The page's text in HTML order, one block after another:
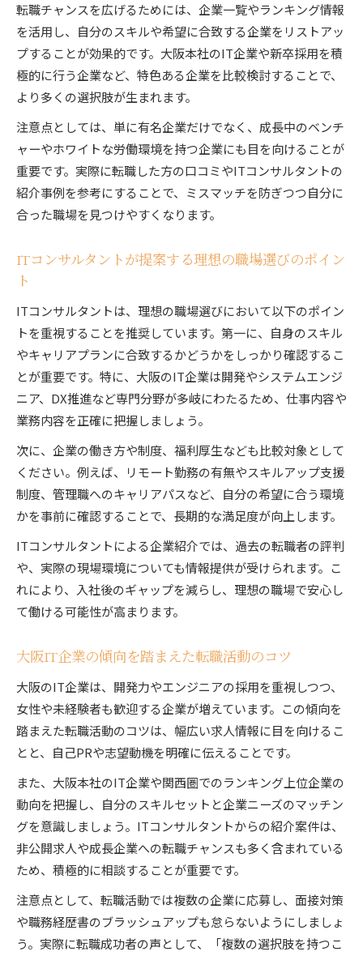
大阪のIT企業が注目する技術分野に注目しよう
ITコンサルタントが語る将来性ある分野の選び
方
キャリア形成に役立つITトレンドの見極め方
大阪IT市場の動向と転職に有利な技術
ホワイト企業を狙うITコンサルタント活用術
ITコンサルタントが教えるホワイト企業の見極
め方
大阪IT企業ホワイトの特徴を知る重要性
ホワイト企業転職に必要なIT技術の磨き方
転職チャンスを広げるためには、企業一覧やランキング情報
を活用し、自分のスキルや希望に合致する企業をリストアッ
プすることが効果的です。大阪本社のIT企業や新卒採用を積
極的に行う企業など、特色ある企業を比較検討することで、
より多くの選択肢が生まれます。
注意点としては、単に有名企業だけでなく、成長中のベンチ
ャーやホワイトな労働環境を持つ企業にも目を向けることが
重要です。実際に転職した方の口コミやITコンサルタントの
紹介事例を参考にすることで、ミスマッチを防ぎつつ自分に
合った職場を見つけやすくなります。
ITコンサルタントが提案する理想の職場選びのポイン
ト
ITコンサルタントは、理想の職場選びにおいて以下のポイン
トを重視することを推奨しています。第一に、自身のスキル
やキャリアプランに合致するかどうかをしっかり確認するこ
とが重要です。特に、大阪のIT企業は開発やシステムエンジ
ニア、DX推進など専門分野が多岐にわたるため、仕事内容や
業務内容を正確に把握しましょう。
次に、企業の働き方や制度、福利厚生なども比較対象として
ください。例えば、リモート勤務の有無やスキルアップ支援
制度、管理職へのキャリアパスなど、自分の希望に合う環境
かを事前に確認することで、長期的な満足度が向上します。
ITコンサルタントによる企業紹介では、過去の転職者の評判
や、実際の現場環境についても情報提供が受けられます。こ
れにより、入社後のギャップを減らし、理想の職場で安心し
て働ける可能性が高まります。
大阪IT企業の傾向を踏まえた転職活動のコツ
大阪のIT企業は、開発力やエンジニアの採用を重視しつつ、
女性や未経験者も歓迎する企業が増えています。この傾向を
踏まえた転職活動のコツは、幅広い求人情報に目を向けるこ
とと、自己PRや志望動機を明確に伝えることです。
また、大阪本社のIT企業や関西圏でのランキング上位企業の
動向を把握し、自分のスキルセットと企業ニーズのマッチン
グを意識しましょう。ITコンサルタントからの紹介案件は、
非公開求人や成長企業への転職チャンスも多く含まれている
ため、積極的に相談することが重要です。
注意点として、転職活動では複数の企業に応募し、面接対策
や職務経歴書のブラッシュアップも怠らないようにしましょ
う。実際に転職成功者の声として、「複数の選択肢を持つこ